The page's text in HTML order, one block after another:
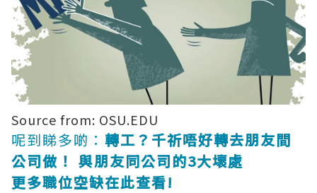
Source from: OSU.EDU
呢到睇多啲： 轉工？千祈唔好轉去朋友間
公司做！ 與朋友同公司的3大壞處
更多職位空缺在此查看!